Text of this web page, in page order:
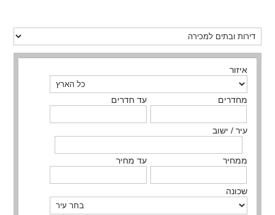
איזור
מחדרים עד חדרים
עיר / ישוב
ממחיר עד מחיר
שכונה